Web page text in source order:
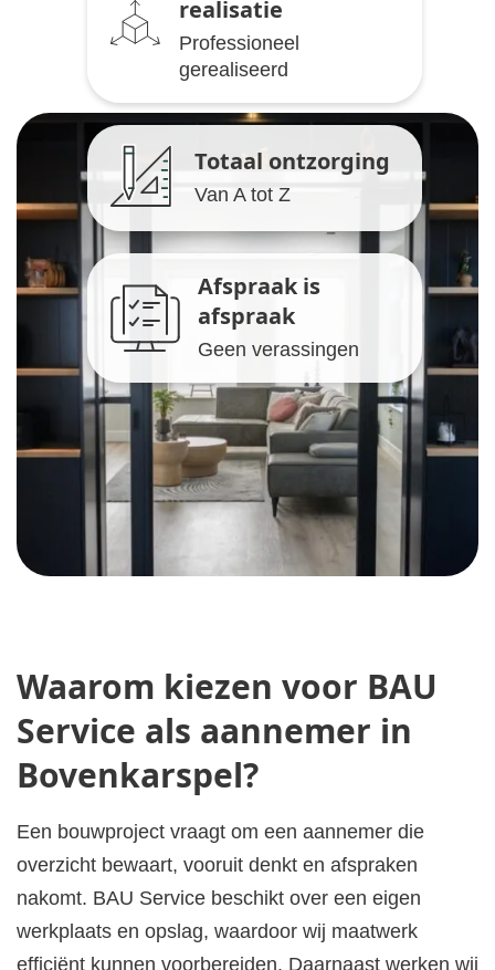
realisatie
Professioneel
gerealiseerd
Totaal ontzorging
Van A tot Z
Afspraak is
afspraak
Geen verassingen
Waarom kiezen voor BAU
Service als aannemer in
Bovenkarspel?
Een bouwproject vraagt om een aannemer die
overzicht bewaart, vooruit denkt en afspraken
nakomt. BAU Service beschikt over een eigen
werkplaats en opslag, waardoor wij maatwerk
efficiënt kunnen voorbereiden. Daarnaast werken wij